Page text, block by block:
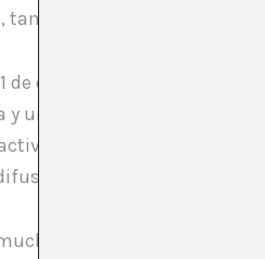
también en aquellos puntos
de diciembre de 2014 me
y una limpieza de
alejado del
de reflexiones y
cosas quisiera decir